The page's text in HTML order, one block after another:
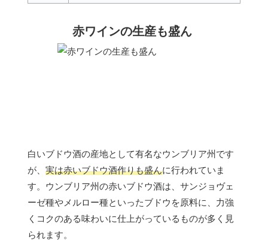
赤ワインの生産も盛ん
白いブドウ酒の産地として有名なウンブリア州です
が、 実は赤いブドウ酒作りも盛んに行われていま
す。ウンブリア州の赤いブドウ酒は、サンジョヴェ
ーゼ種やメルロー種といったブドウを原料に、力強
くコクのある味わいに仕上がっているものが多く見
られます。